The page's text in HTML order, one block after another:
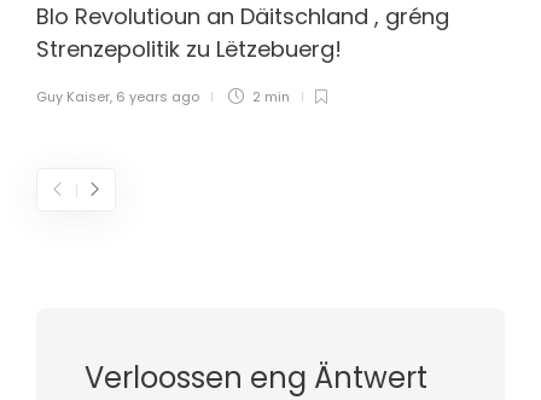
Blo Revolutioun an Däitschland , gréng
Strenzepolitik zu Lëtzebuerg!
Guy Kaiser, 6 years ago 2 min
Verloossen eng Äntwert